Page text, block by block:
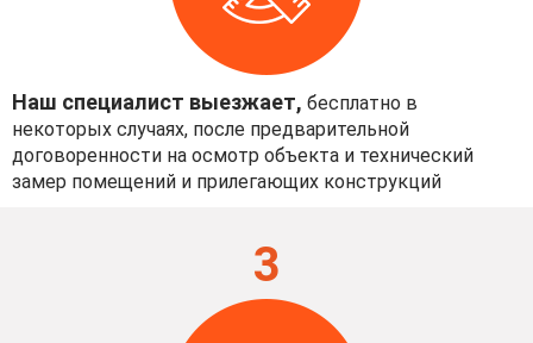
Наш специалист выезжает, бесплатно в
некоторых случаях, после предварительной
договоренности на осмотр объекта и технический
замер помещений и прилегающих конструкций
3